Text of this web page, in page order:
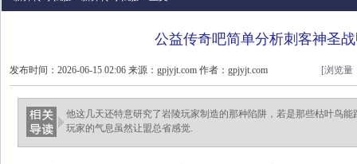
公益传奇吧简单分析刺客神圣
发布时间：2026-06-15 02:06 来源：gpjyjt.com 作者：gpjyjt.com [浏览量
他这几天还特意研究了岩陵玩家制造的那种陷阱，若是那些枯叶鸟
玩家的气息虽然让盟总省感觉.